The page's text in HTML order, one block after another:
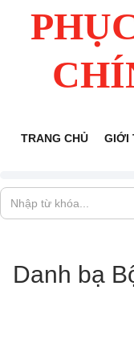
TRANG CHỦ GIỚI
Danh bạ